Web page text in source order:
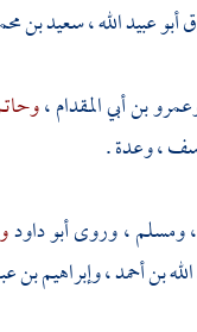
عبيد الله ، سعيد بن
بن أبي المقدام،
، وعدة .
،ومسلم، وروىأبو داود
بن أحمد،وإبراهيم بن